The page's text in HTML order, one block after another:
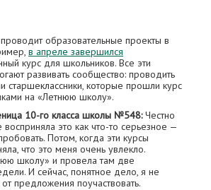
образовательные проекты в
в апреле завершился
курс для школьников. Все эти
развивать сообщество: проводить
старшеклассники, которые прошли курс
на «Летнюю школу».
10-го класса школы №548:Честно
восприняла это как что-то серьезное —
Потом, когда эти курсы
что это меня очень увлекло.
школу» и провела там две
И сейчас, понятное дело, я не
от предложения поучаствовать.